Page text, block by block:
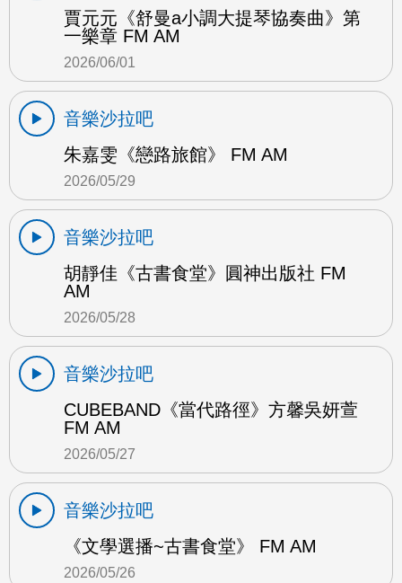
賈元元《舒曼a小調大提琴協奏曲》第
一樂章 FM AM
2026/06/01
音樂沙拉吧
朱嘉雯《戀路旅館》 FM AM
2026/05/29
音樂沙拉吧
胡靜佳《古書食堂》圓神出版社 FM
AM
2026/05/28
音樂沙拉吧
CUBEBAND《當代路徑》方馨吳妍萱
FM AM
2026/05/27
音樂沙拉吧
《文學選播~古書食堂》 FM AM
2026/05/26